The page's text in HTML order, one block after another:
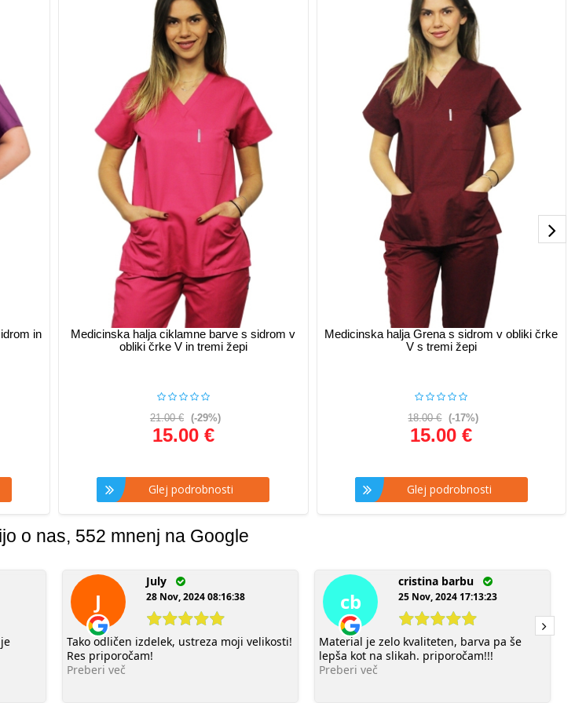
in
Medicinska halja ciklamne barve s sidrom v
obliki črke V in tremi žepi
21.00 € (-29%)
15.00 €
Glej podrobnosti
Medicinska halja Grena s sidrom v obliki črke
V s tremi žepi
18.00 € (-17%)
15.00 €
Glej podrobnosti
o nas, 552 mnenj na Google
J
July
28 Nov, 2024 08:16:38
Tako odličen izdelek, ustreza moji velikosti!
Res priporočam!
Preberi več
cb
cristina barbu
25 Nov, 2024 17:13:23
Material je zelo kvaliteten, barva pa še
lepša kot na slikah. priporočam!!!
Preberi več